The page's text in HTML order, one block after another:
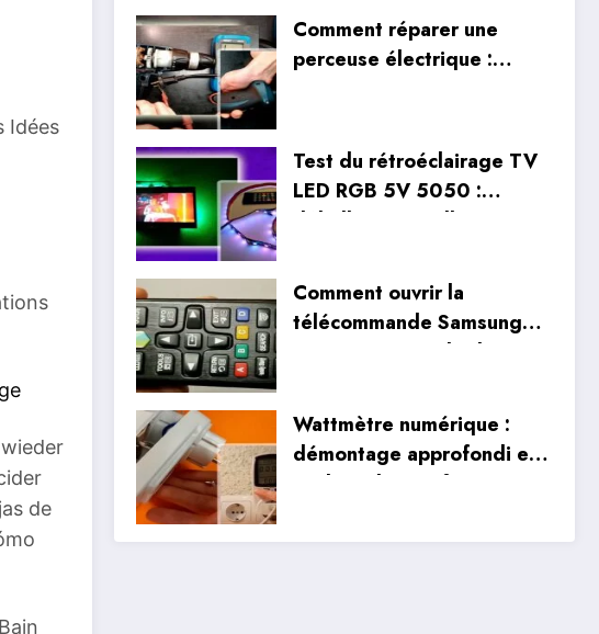
Idées
de
Comment réparer une
perceuse électrique :
Test du rétroéclairage TV
LED RGB 5V 5050 :
déballage, installation et
Comment ouvrir la
télécommande Samsung
Smart TV ? Guide de
démontage
Wattmètre numérique :
démontage approfondi et
analyse des performances